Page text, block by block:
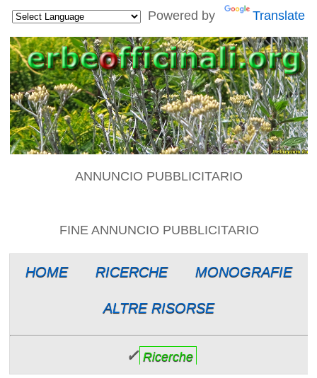
Powered by Translate
ANNUNCIO PUBBLICITARIO
FINE ANNUNCIO PUBBLICITARIO
HOME RICERCHE MONOGRAFIE
ALTRE RISORSE
✓ Ricerche